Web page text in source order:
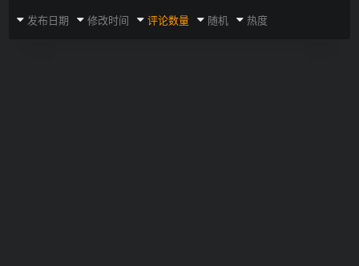
发布日期 修改时间 评论数量 随机 热度